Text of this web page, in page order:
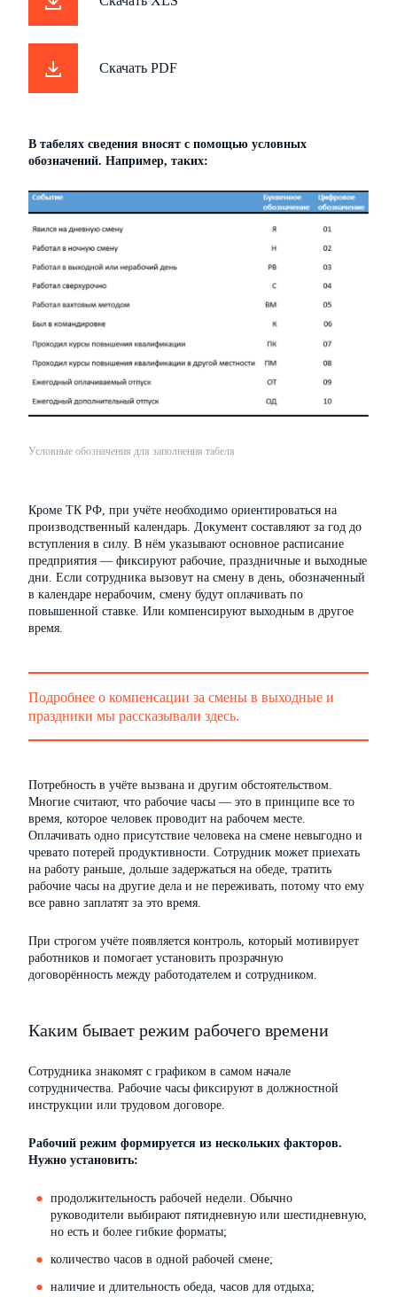
Скачать PDF
В табелях сведения вносят с помощью условных
обозначений. Например, таких:
Условные обозначения для заполнения табеля
Кроме ТК РФ, при учёте необходимо ориентироваться на
производственный календарь. Документ составляют за год до
вступления в силу. В нём указывают основное расписание
предприятия — фиксируют рабочие, праздничные и выходные
дни. Если сотрудника вызовут на смену в день, обозначенный
в календаре нерабочим, смену будут оплачивать по
повышенной ставке. Или компенсируют выходным в другое
время.
Подробнее о компенсации за смены в выходные и
праздники мы рассказывали здесь.
Потребность в учёте вызвана и другим обстоятельством.
Многие считают, что рабочие часы — это в принципе все то
время, которое человек проводит на рабочем месте.
Оплачивать одно присутствие человека на смене невыгодно и
чревато потерей продуктивности. Сотрудник может приехать
на работу раньше, дольше задержаться на обеде, тратить
рабочие часы на другие дела и не переживать, потому что ему
все равно заплатят за это время.
При строгом учёте появляется контроль, который мотивирует
работников и помогает установить прозрачную
договорённость между работодателем и сотрудником.
Каким бывает режим рабочего времени
Сотрудника знакомят с графиком в самом начале
сотрудничества. Рабочие часы фиксируют в должностной
инструкции или трудовом договоре.
Рабочий режим формируется из нескольких факторов.
Нужно установить:
продолжительность рабочей недели. Обычно
руководители выбирают пятидневную или шестидневную,
но есть и более гибкие форматы;
количество часов в одной рабочей смене;
наличие и длительность обеда, часов для отдыха;